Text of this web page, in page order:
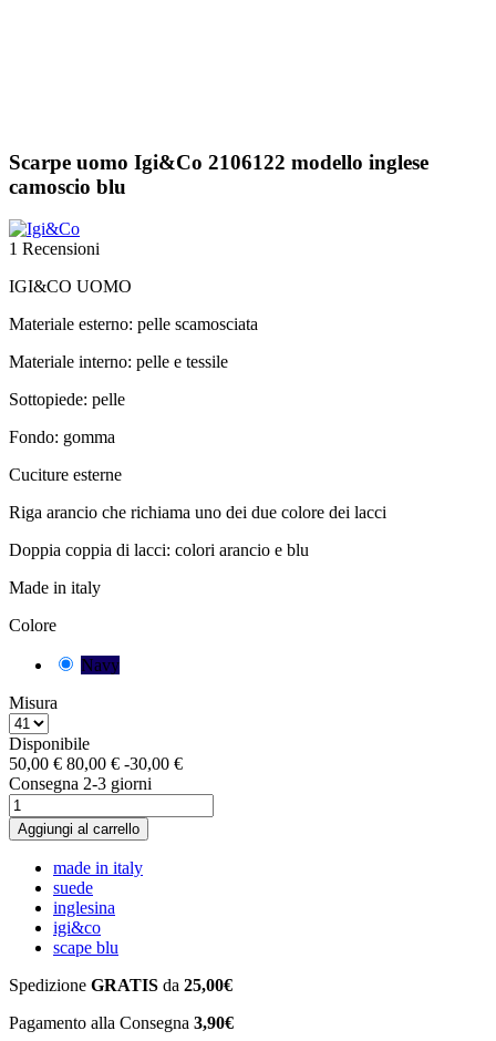
Scarpe uomo Igi&Co 2106122 modello inglese
camoscio blu
1 Recensioni
IGI&CO UOMO
Materiale esterno: pelle scamosciata
Materiale interno: pelle e tessile
Sottopiede: pelle
Fondo: gomma
Cuciture esterne
Riga arancio che richiama uno dei due colore dei lacci
Doppia coppia di lacci: colori arancio e blu
Made in italy
Colore
Navy
Misura
Disponibile
50,00 € 80,00 € -30,00 €
Consegna 2-3 giorni
Aggiungi al carrello
made in italy
suede
inglesina
igi&co
scape blu
Spedizione GRATIS da 25,00€
Pagamento alla Consegna 3,90€